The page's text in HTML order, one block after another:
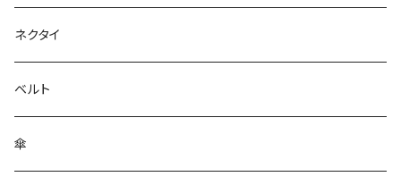
ネクタイ
ベルト
傘